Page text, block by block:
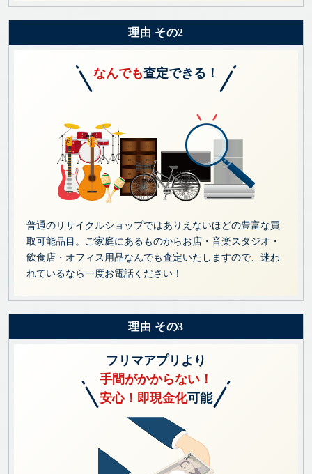
理由 その2
なんでも査定できる！
普通のリサイクルショップではありえないほどの豊富な買
取可能品目。ご家庭にあるものからお店・音楽スタジオ・
飲食店・オフィス用品なんでも査定いたしますので、迷わ
れているなら一度お電話ください！
理由 その3
フリマアプリより
手間がかからない！
安心！即現金化可能